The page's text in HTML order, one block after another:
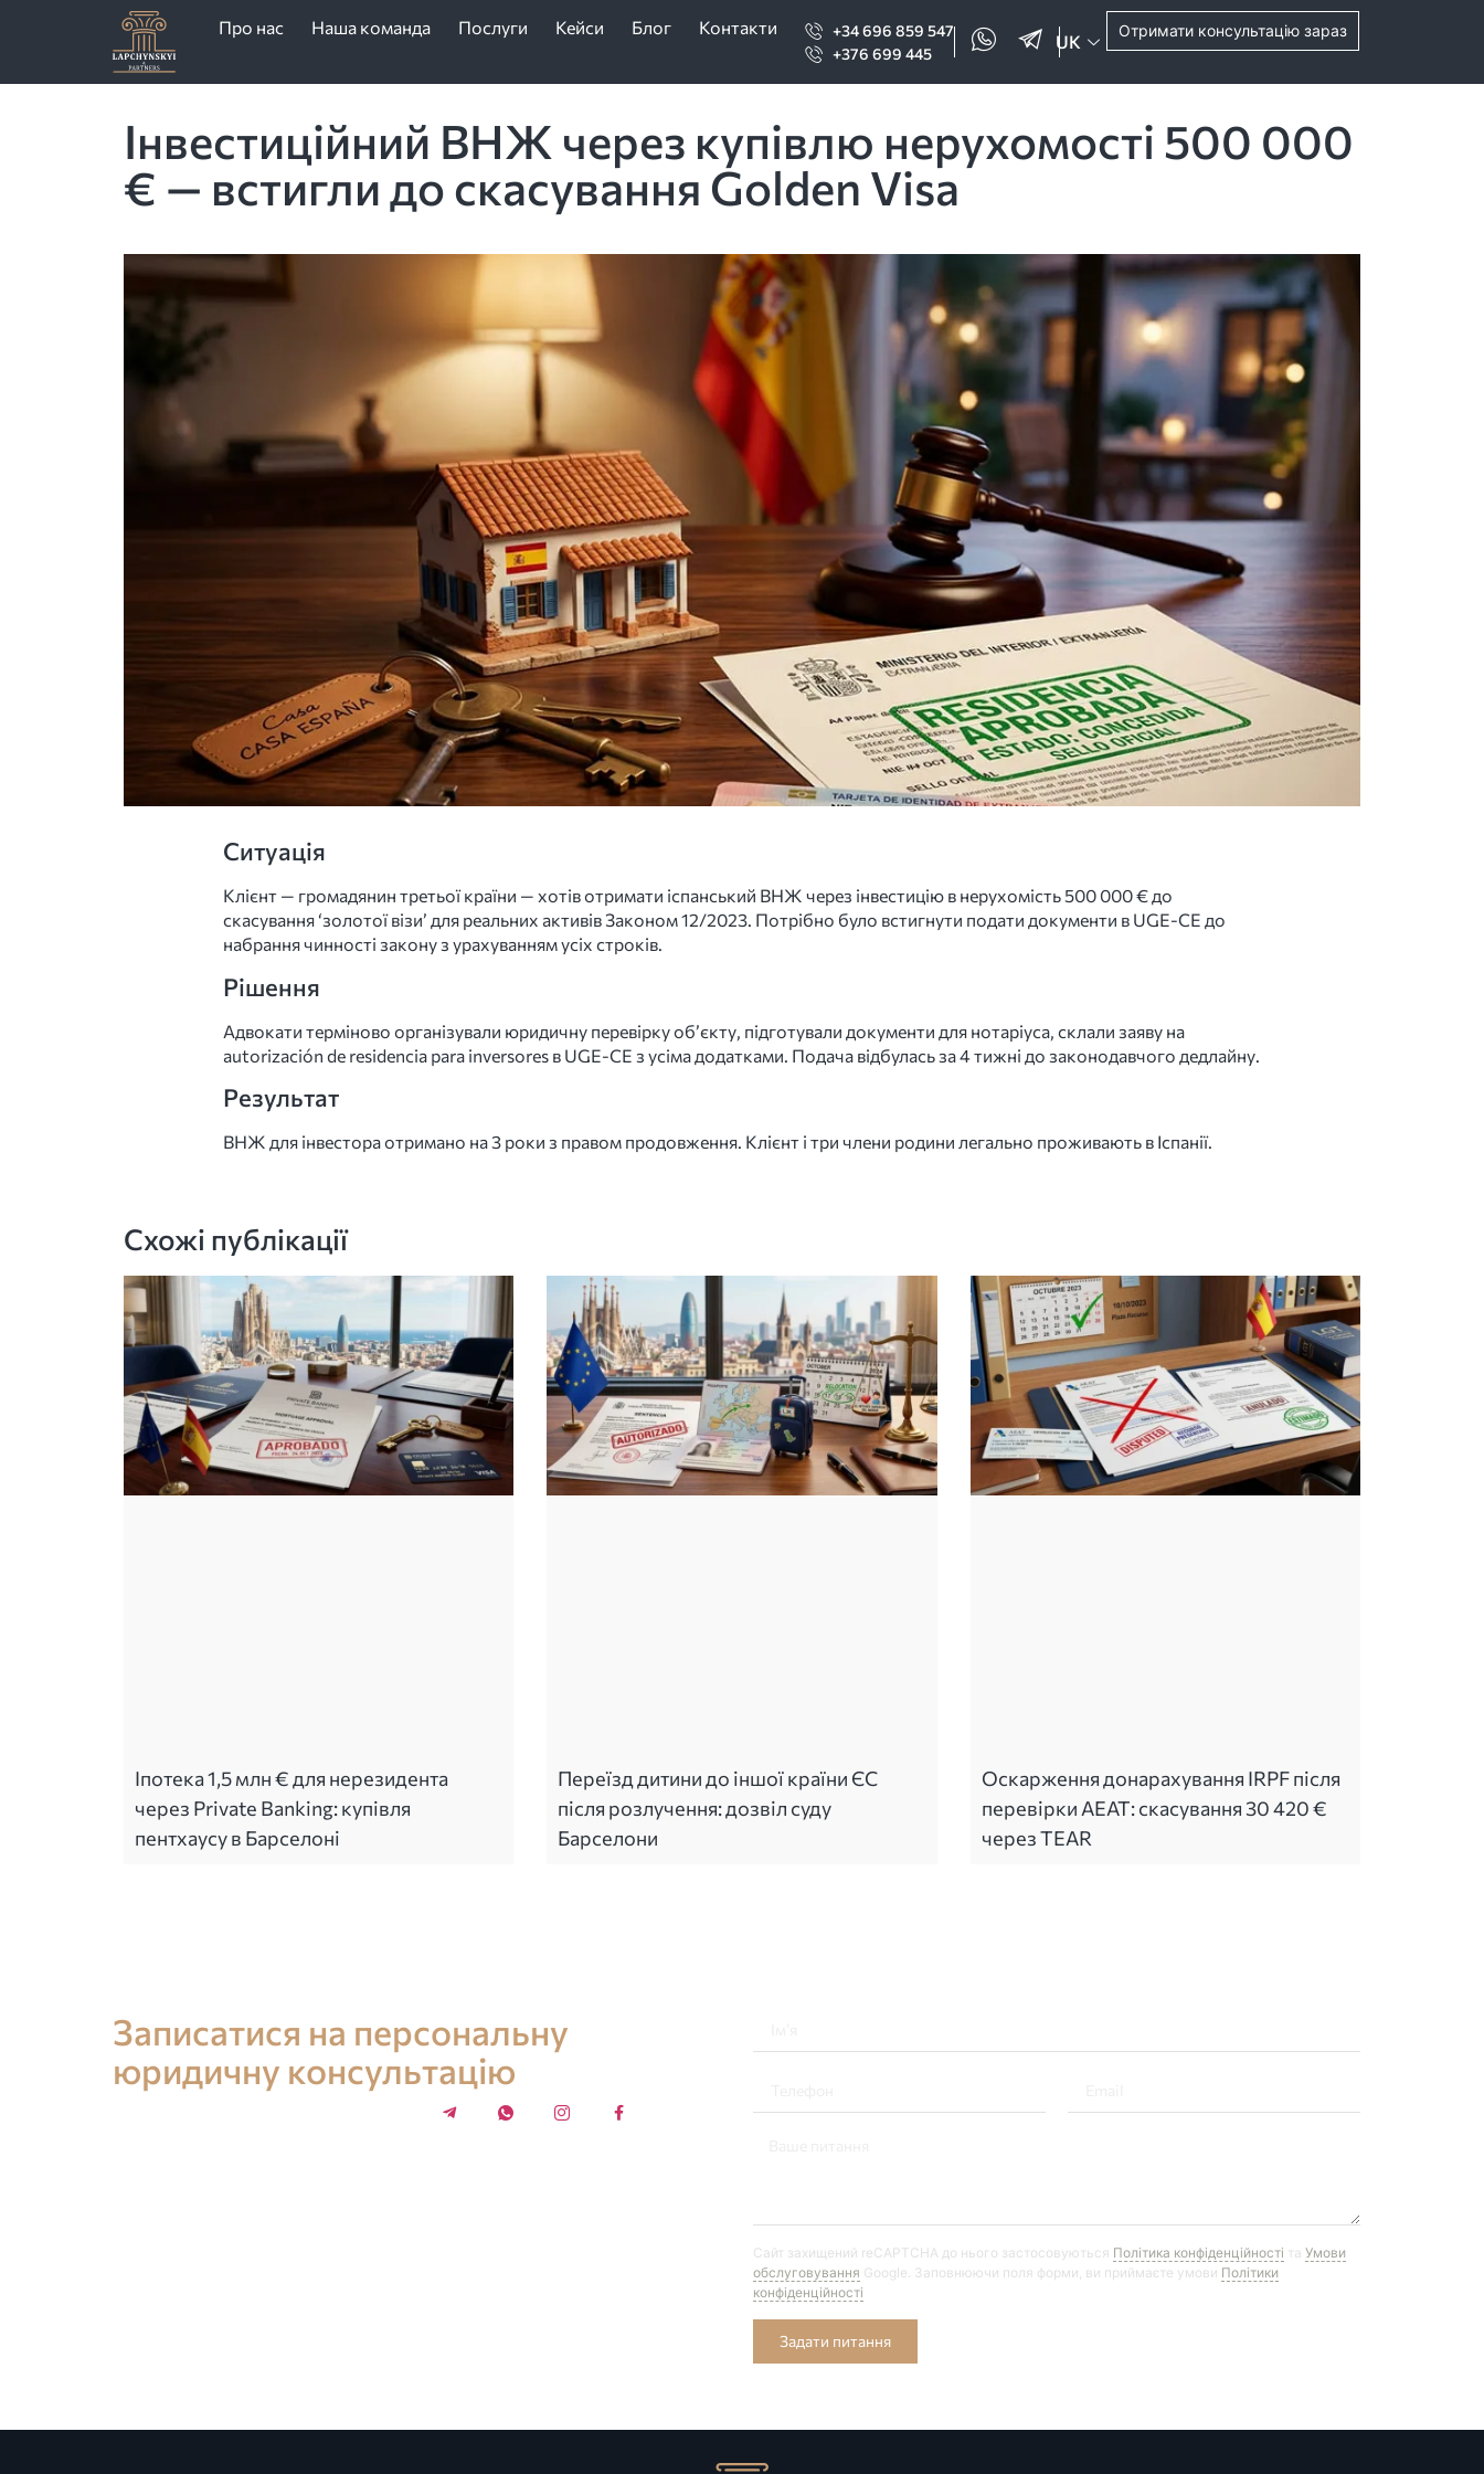
Про нас Наша команда Послуги Кейси Блог Контакти
+34 696 859 547
+376 699 445
UK
Отримати консультацію зараз
Інвестиційний ВНЖ через купівлю нерухомості 500 000
€ — встигли до скасування Golden Visa
Ситуація
Клієнт — громадянин третьої країни — хотів отримати іспанський ВНЖ через інвестицію в нерухомість 500 000 € до
скасування ‘золотої візи’ для реальних активів Законом 12/2023. Потрібно було встигнути подати документи в UGE-CE до
набрання чинності закону з урахуванням усіх строків.
Рішення
Адвокати терміново організували юридичну перевірку об’єкту, підготували документи для нотаріуса, склали заяву на
autorización de residencia para inversores в UGE-CE з усіма додатками. Подача відбулась за 4 тижні до законодавчого дедлайну.
Результат
ВНЖ для інвестора отримано на 3 роки з правом продовження. Клієнт і три члени родини легально проживають в Іспанії.
Схожі публікації
Іпотека 1,5 млн € для нерезидента
через Private Banking: купівля
пентхаусу в Барселоні
Переїзд дитини до іншої країни ЄС
після розлучення: дозвіл суду
Барселони
Оскарження донарахування IRPF після
перевірки AEAT: скасування 30 420 €
через TEAR
Записатися на персональну
юридичну консультацію
Сайт захищений reCAPTCHA до нього застосовуються Політика конфіденційності та Умови
обслуговування Google. Заповнюючи поля форми, ви приймаєте умови Політики
конфіденційності
Задати питання